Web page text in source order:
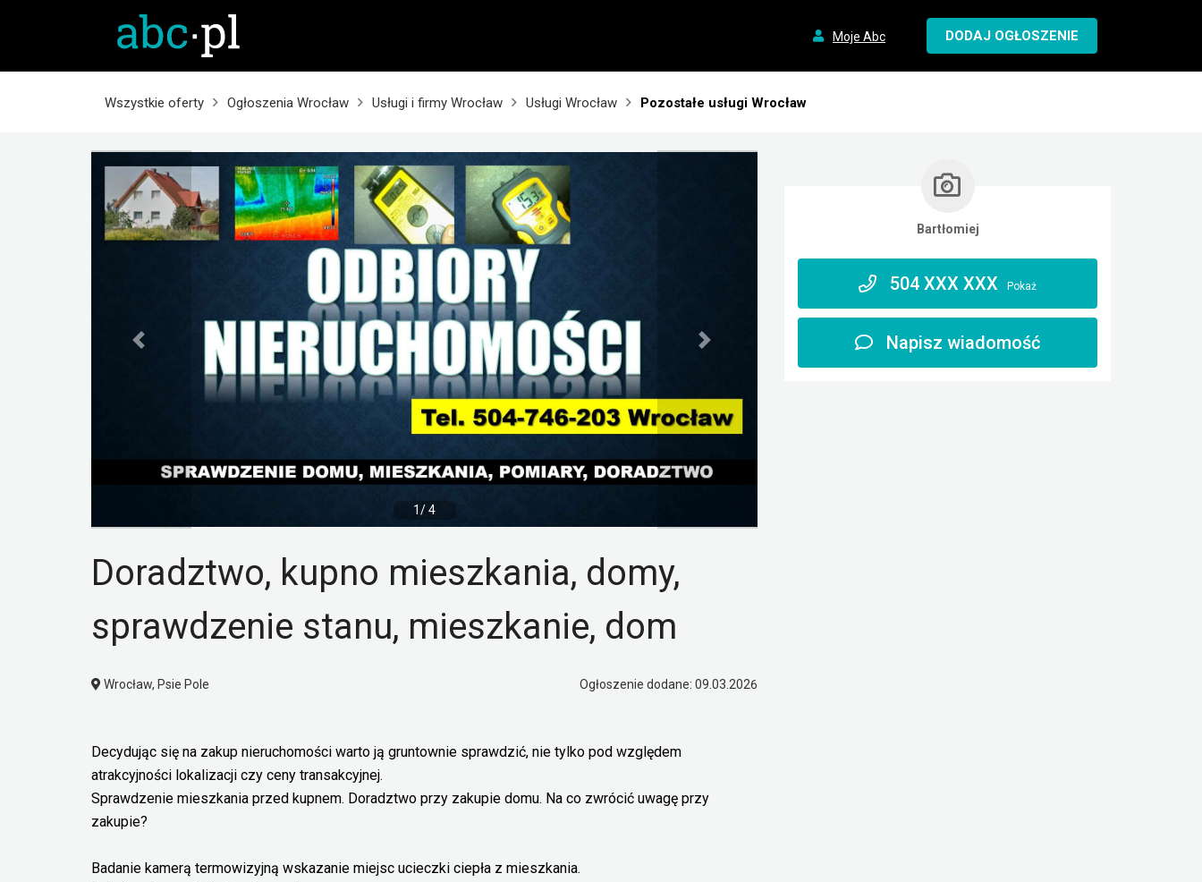
Moje Abc DODAJ OGŁOSZENIE
Wszystkie oferty Ogłoszenia Wrocław Usługi i firmy Wrocław Usługi Wrocław Pozostałe usługi Wrocław
1/ 4
Doradztwo, kupno mieszkania, domy,
sprawdzenie stanu, mieszkanie, dom
Wrocław, Psie Pole Ogłoszenie dodane: 09.03.2026
Decydując się na zakup nieruchomości warto ją gruntownie sprawdzić, nie tylko pod względem
atrakcyjności lokalizacji czy ceny transakcyjnej.
Sprawdzenie mieszkania przed kupnem. Doradztwo przy zakupie domu. Na co zwrócić uwagę przy
zakupie?
Badanie kamerą termowizyjną wskazanie miejsc ucieczki ciepła z mieszkania.
Bartłomiej
504 XXX XXX Pokaż
Napisz wiadomość